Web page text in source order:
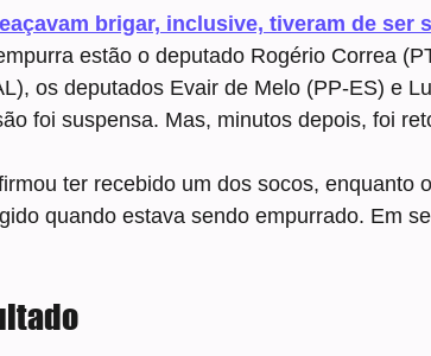
brigar, inclusive, tiveram de ser
estão o deputado Rogério Correa
os deputados Evair de Melo (PP-ES) e
foi suspensa. Mas, minutos depois, foi
ter recebido um dos socos, enquanto
quando estava sendo empurrado. Em